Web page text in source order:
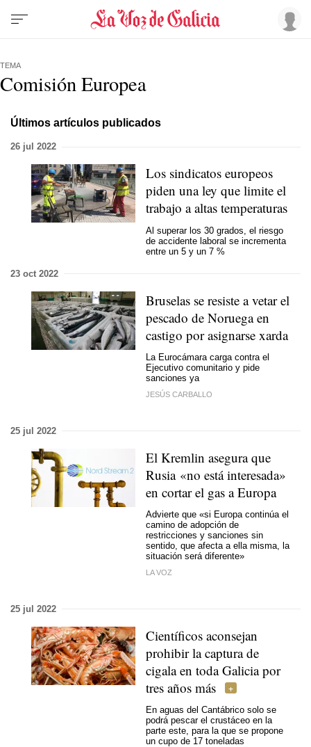
TEMA
Comisión Europea
Últimos artículos publicados
26 jul 2022
Los sindicatos europeos
piden una ley que limite el
trabajo a altas temperaturas
Al superar los 30 grados, el riesgo
de accidente laboral se incrementa
entre un 5 y un 7 %
23 oct 2022
Bruselas se resiste a vetar el
pescado de Noruega en
castigo por asignarse xarda
La Eurocámara carga contra el
Ejecutivo comunitario y pide
sanciones ya
JESÚS CARBALLO
25 jul 2022
El Kremlin asegura que
Rusia «no está interesada»
en cortar el gas a Europa
Advierte que «si Europa continúa el
camino de adopción de
restricciones y sanciones sin
sentido, que afecta a ella misma, la
situación será diferente»
LA VOZ
25 jul 2022
Científicos aconsejan
prohibir la captura de
cigala en toda Galicia por
tres años más
En aguas del Cantábrico solo se
podrá pescar el crustáceo en la
parte este, para la que se propone
un cupo de 17 toneladas